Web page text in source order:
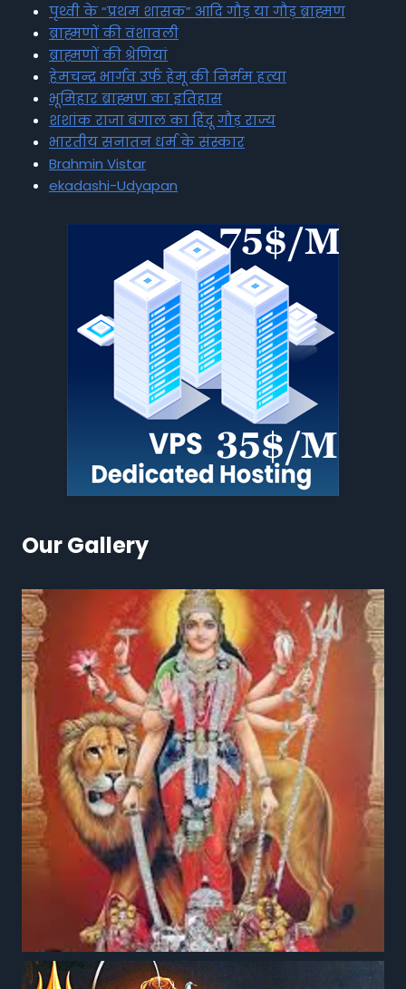
पृथ्वी के “प्रथम शासक” आदि गौड़ या गौड़ ब्राह्मण
ब्राह्मणों की वंशावली
ब्राह्मणों की श्रेणियां
हेमचन्द्र भार्गव उर्फ हेमू की निर्मम हत्या
भूमिहार ब्राह्मण का इतिहास
शशांक राजा बंगाल का हिंदू गौड़ राज्य
भारतीय सनातन धर्म के संस्कार
Brahmin Vistar
ekadashi-Udyapan
Our Gallery